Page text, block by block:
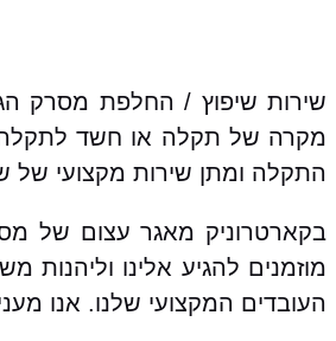
מקרה של תקלה או חשד
התקלה ומתן שירות מקצועי
מוזמנים להגיע אלינו
העובדים המקצועי שלנו. אנו